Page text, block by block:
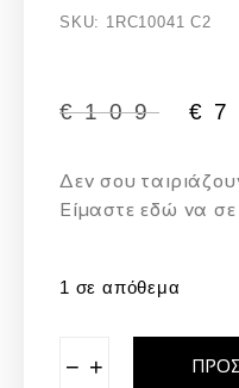
SKU: 1RC10041 C2
€109 €
Δεν σου
Eίμαστε εδώ να
1 σε απόθεμα
− +